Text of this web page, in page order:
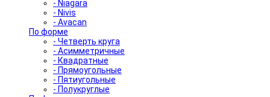
- Niagara
- Nivis
- Avacan
По форме
- Четверть круга
- Асимметричные
- Квадратные
- Прямоугольные
- Пятиугольные
- Полукруглые